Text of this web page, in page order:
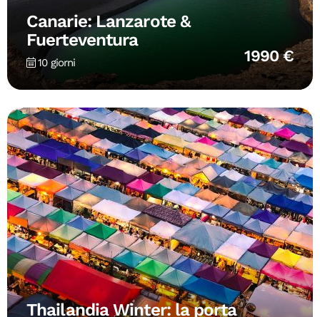
Canarie: Lanzarote &
Fuerteventura
10 giorni 1990 €
Thailandia Winter: la porta